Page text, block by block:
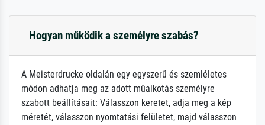
Hogyan működik a személyre szabás?
A Meisterdrucke oldalán egy egyszerű és szemléletes
módon adhatja meg az adott műalkotás személyre
szabott beállításait: Válasszon keretet, adja meg a kép
méretét, válasszon nyomtatási felületet, majd válasszon